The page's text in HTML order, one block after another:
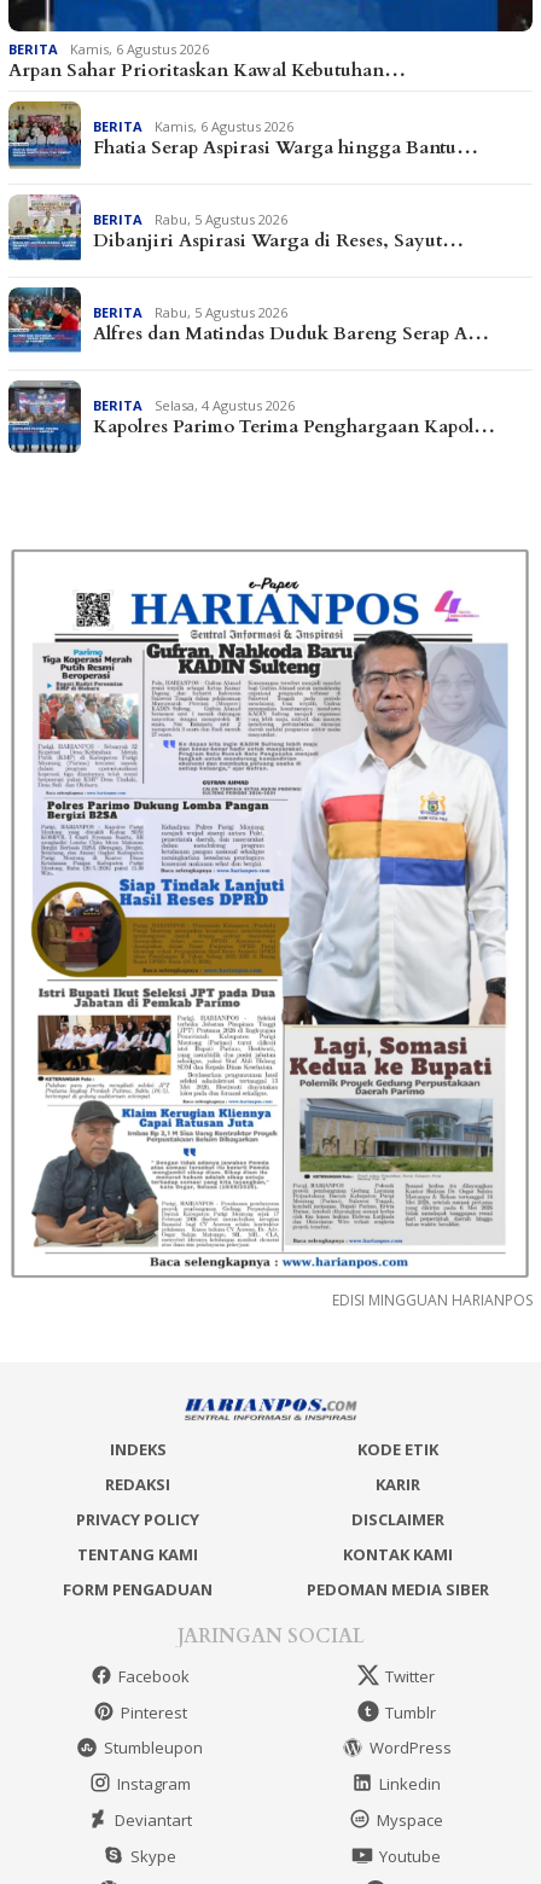
BERITA Kamis, 6 Agustus 2026
Arpan Sahar Prioritaskan Kawal Kebutuhan…
BERITA Kamis, 6 Agustus 2026
Fhatia Serap Aspirasi Warga hingga Bantu…
BERITA Rabu, 5 Agustus 2026
Dibanjiri Aspirasi Warga di Reses, Sayut…
BERITA Rabu, 5 Agustus 2026
Alfres dan Matindas Duduk Bareng Serap A…
BERITA Selasa, 4 Agustus 2026
Kapolres Parimo Terima Penghargaan Kapol…
EDISI MINGGUAN HARIANPOS
INDEKS
KODE ETIK
REDAKSI
KARIR
PRIVACY POLICY
DISCLAIMER
TENTANG KAMI
KONTAK KAMI
FORM PENGADUAN
PEDOMAN MEDIA SIBER
JARINGAN SOCIAL
Facebook
Twitter
Pinterest
Tumblr
Stumbleupon
WordPress
Instagram
Linkedin
Deviantart
Myspace
Skype
Youtube